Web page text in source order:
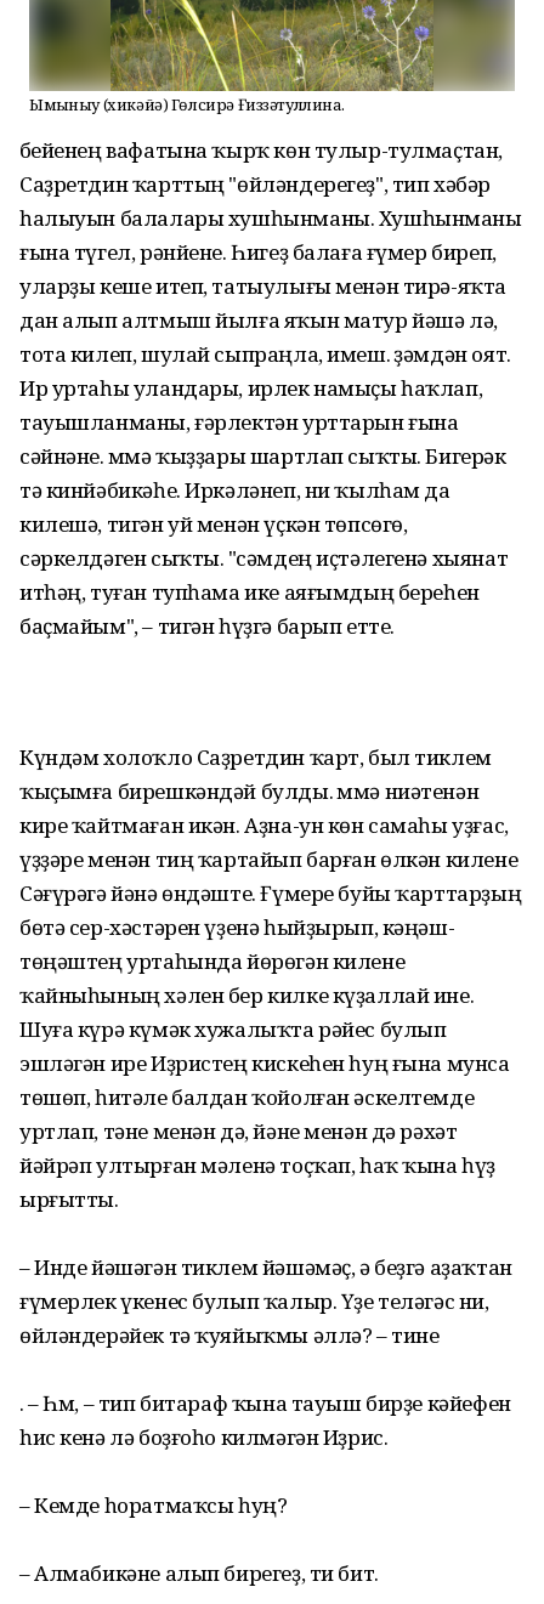
Ымһыныу (хикәйә) Гөлсирә Ғиззәтуллина.
Әбейенең вафатына ҡырҡ көн тулыр-тулмаҫтан,
Саҙретдин ҡарттың "өйләндерегеҙ", тип хәбәр
һалыуын балалары хушһынманы. Хушһынманы
ғына түгел, рәнйене. Һигеҙ балаға ғүмер биреп,
уларҙы кеше итеп, татыулығы менән тирә-яҡта
дан алып алтмыш йылға яҡын матур йәшә лә,
тота килеп, шулай сыпраңла, имеш. Әҙәмдән оят.
Ир уртаһы уландары, ирлек намыҫы һаҡлап,
тауышланманы, ғәрлектән урттарын ғына
сәйнәне. Әммә ҡыҙҙары шартлап сыҡты. Бигерәк
тә кинйәбикәһе. Иркәләнеп, ни ҡылһам да
килешә, тигән уй менән үҫкән төпсөгө,
сәркелдәген сыҡты. "Әсәмдең иҫтәлегенә хыянат
итһәң, туған тупһама ике аяғымдың береһен
баҫмайым", – тигән һүҙгә барып етте.
Күндәм холоҡло Саҙретдин ҡарт, был тиклем
ҡыҫымға бирешкәндәй булды. Әммә ниәтенән
кире ҡайтмаған икән. Аҙна-ун көн самаһы уҙғас,
үҙҙәре менән тиң ҡартайып барған өлкән килене
Сәғүрәгә йәнә өндәште. Ғүмере буйы ҡарттарҙың
бөтә сер-хәстәрен үҙенә һыйҙырып, кәңәш-
төңәштең уртаһында йөрөгән килене
ҡайныһының хәлен бер килке күҙаллай ине.
Шуға күрә күмәк хужалыҡта рәйес булып
эшләгән ире Иҙристең кискеһен һуң ғына мунса
төшөп, һитәле балдан ҡойолған әскелтемде
уртлап, тәне менән дә, йәне менән дә рәхәт
йәйрәп ултырған мәленә тоҫҡап, һаҡ ҡына һүҙ
ырғытты.
– Инде йәшәгән тиклем йәшәмәҫ, ә беҙгә аҙаҡтан
ғүмерлек үкенес булып ҡалыр. Үҙе теләгәс ни,
өйләндерәйек тә ҡуяйыҡмы әллә? – тине
. – Һм, – тип битараф ҡына тауыш бирҙе кәйефен
һис кенә лә боҙғоһо килмәгән Иҙрис.
– Кемде һоратмаҡсы һуң?
– Алмабикәне алып бирегеҙ, ти бит.